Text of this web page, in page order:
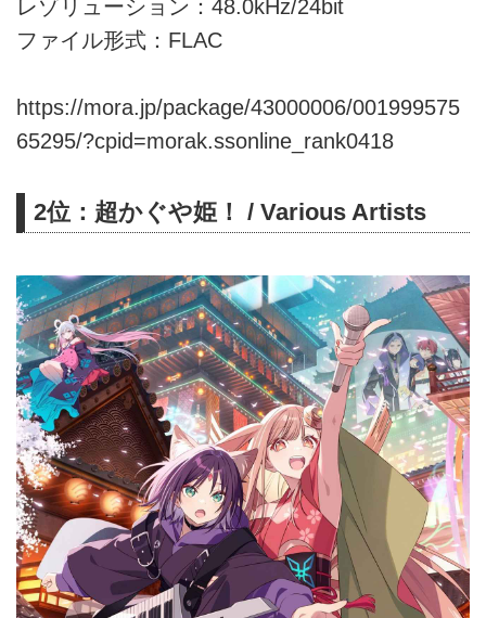
レゾリューション：48.0kHz/24bit
ファイル形式：FLAC
https://mora.jp/package/43000006/001999575
65295/?cpid=morak.ssonline_rank0418
2位：超かぐや姫！ / Various Artists